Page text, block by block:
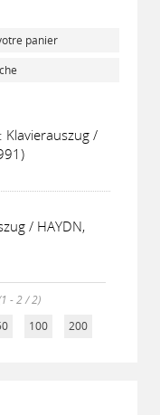
panier
/
/ HAYDN,
- 2 / 2)
100 200